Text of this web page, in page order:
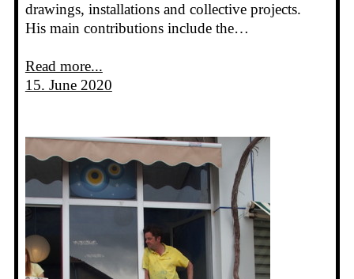
drawings, installations and collective projects.
His main contributions include the…
Read more...
15. June 2020